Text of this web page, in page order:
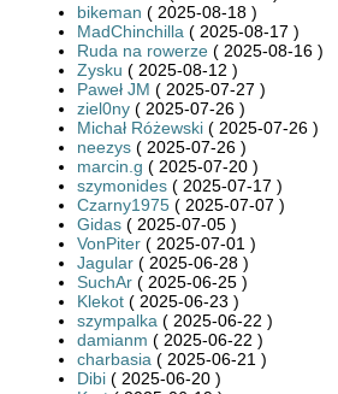
bikeman ( 2025-08-18 )
MadChinchilla ( 2025-08-17 )
Ruda na rowerze ( 2025-08-16 )
Zysku ( 2025-08-12 )
Paweł JM ( 2025-07-27 )
ziel0ny ( 2025-07-26 )
Michał Różewski ( 2025-07-26 )
neezys ( 2025-07-26 )
marcin.g ( 2025-07-20 )
szymonides ( 2025-07-17 )
Czarny1975 ( 2025-07-07 )
Gidas ( 2025-07-05 )
VonPiter ( 2025-07-01 )
Jagular ( 2025-06-28 )
SuchAr ( 2025-06-25 )
Klekot ( 2025-06-23 )
szympalka ( 2025-06-22 )
damianm ( 2025-06-22 )
charbasia ( 2025-06-21 )
Dibi ( 2025-06-20 )